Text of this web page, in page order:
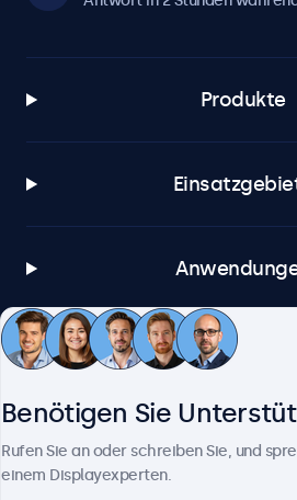
Produkte
Benötigen Sie
Rufen Sie an oder schreiben Sie, und
einem Displayexperten.